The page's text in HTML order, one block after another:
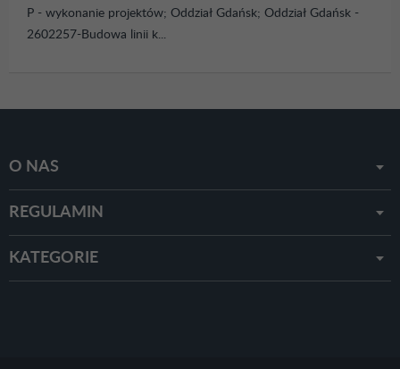
P - wykonanie projektów; Oddział Gdańsk; Oddział Gdańsk -
2602257-Budowa linii k...
O NAS
REGULAMIN
KATEGORIE